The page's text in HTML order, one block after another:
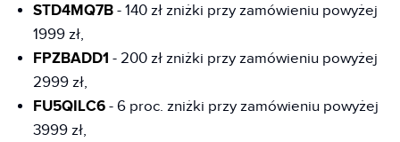
STD4MQ7B - 140 zł zniżki przy zamówieniu powyżej
1999 zł,
FPZBADD1 - 200 zł zniżki przy zamówieniu powyżej
2999 zł,
FU5QILC6 - 6 proc. zniżki przy zamówieniu powyżej
3999 zł,